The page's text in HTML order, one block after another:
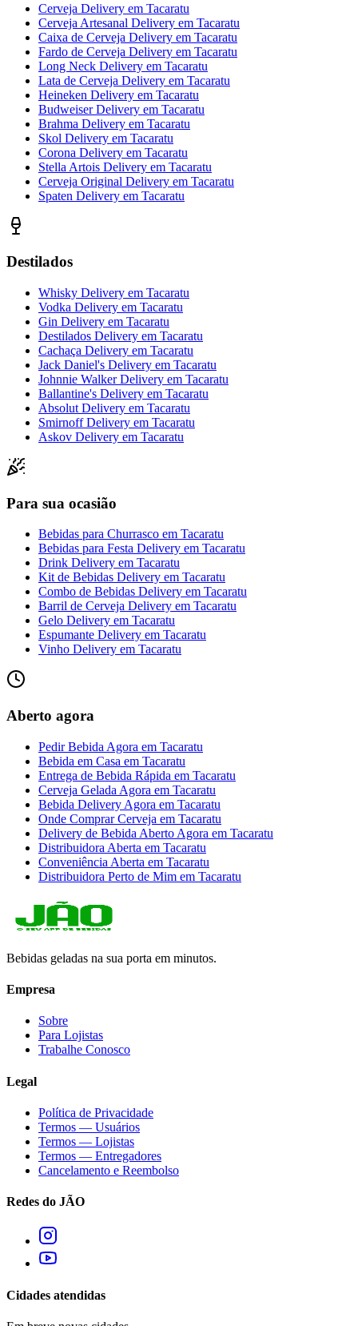
Cerveja Delivery em Tacaratu
Cerveja Artesanal Delivery em Tacaratu
Caixa de Cerveja Delivery em Tacaratu
Fardo de Cerveja Delivery em Tacaratu
Long Neck Delivery em Tacaratu
Lata de Cerveja Delivery em Tacaratu
Heineken Delivery em Tacaratu
Budweiser Delivery em Tacaratu
Brahma Delivery em Tacaratu
Skol Delivery em Tacaratu
Corona Delivery em Tacaratu
Stella Artois Delivery em Tacaratu
Cerveja Original Delivery em Tacaratu
Spaten Delivery em Tacaratu
Destilados
Whisky Delivery em Tacaratu
Vodka Delivery em Tacaratu
Gin Delivery em Tacaratu
Destilados Delivery em Tacaratu
Cachaça Delivery em Tacaratu
Jack Daniel's Delivery em Tacaratu
Johnnie Walker Delivery em Tacaratu
Ballantine's Delivery em Tacaratu
Absolut Delivery em Tacaratu
Smirnoff Delivery em Tacaratu
Askov Delivery em Tacaratu
Para sua ocasião
Bebidas para Churrasco em Tacaratu
Bebidas para Festa Delivery em Tacaratu
Drink Delivery em Tacaratu
Kit de Bebidas Delivery em Tacaratu
Combo de Bebidas Delivery em Tacaratu
Barril de Cerveja Delivery em Tacaratu
Gelo Delivery em Tacaratu
Espumante Delivery em Tacaratu
Vinho Delivery em Tacaratu
Aberto agora
Pedir Bebida Agora em Tacaratu
Bebida em Casa em Tacaratu
Entrega de Bebida Rápida em Tacaratu
Cerveja Gelada Agora em Tacaratu
Bebida Delivery Agora em Tacaratu
Onde Comprar Cerveja em Tacaratu
Delivery de Bebida Aberto Agora em Tacaratu
Distribuidora Aberta em Tacaratu
Conveniência Aberta em Tacaratu
Distribuidora Perto de Mim em Tacaratu
Bebidas geladas na sua porta em minutos.
Empresa
Sobre
Para Lojistas
Trabalhe Conosco
Legal
Política de Privacidade
Termos — Usuários
Termos — Lojistas
Termos — Entregadores
Cancelamento e Reembolso
Redes do JÃO
Cidades atendidas